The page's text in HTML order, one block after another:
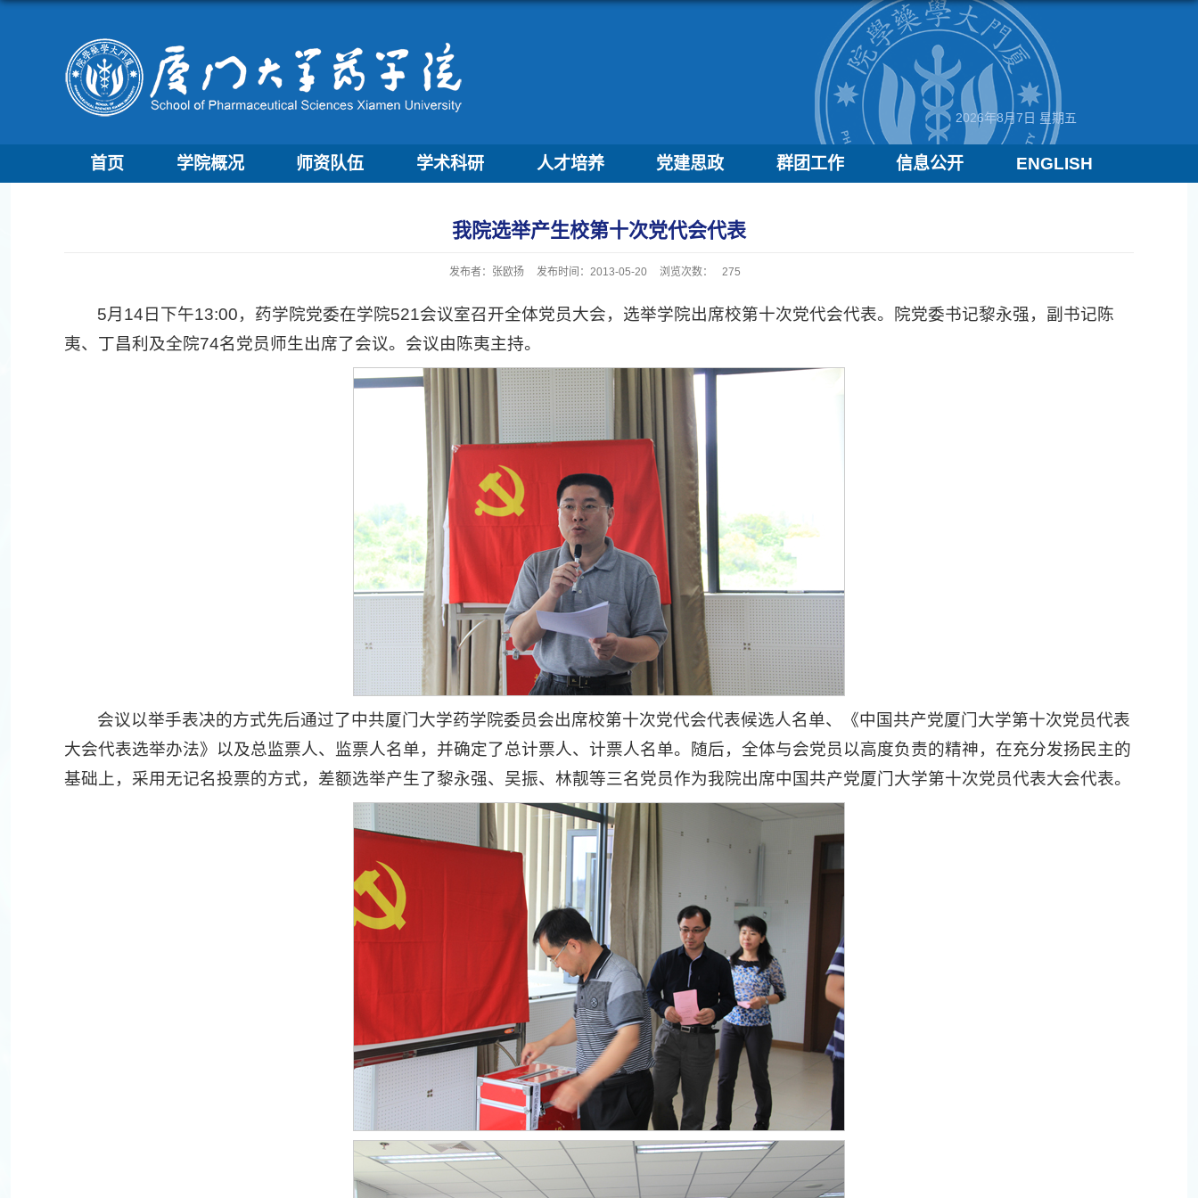
2026年8月7日 星期五
首页 学院概况 师资队伍 学术科研 人才培养 党建思政 群团工作 信息公开 ENGLISH
我院选举产生校第十次党代会代表
发布者：张欧扬 发布时间：2013-05-20 浏览次数： 275
5月14日下午13:00，药学院党委在学院521会议室召开全体党员大会，选举学院出席校第十次党代会代表。院党委书记黎永强，副书记陈
夷、丁昌利及全院74名党员师生出席了会议。会议由陈夷主持。
会议以举手表决的方式先后通过了中共厦门大学药学院委员会出席校第十次党代会代表候选人名单、《中国共产党厦门大学第十次党员代表
大会代表选举办法》以及总监票人、监票人名单，并确定了总计票人、计票人名单。随后，全体与会党员以高度负责的精神，在充分发扬民主的
基础上，采用无记名投票的方式，差额选举产生了黎永强、吴振、林靓等三名党员作为我院出席中国共产党厦门大学第十次党员代表大会代表。